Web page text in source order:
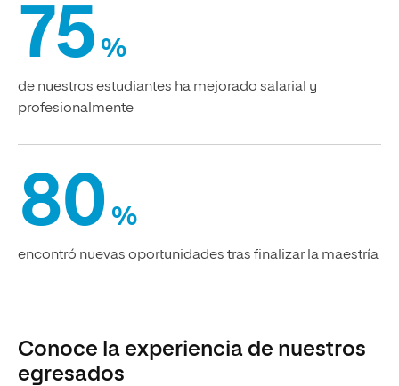
75 %
de nuestros estudiantes ha mejorado salarial y
profesionalmente
80 %
encontró nuevas oportunidades tras finalizar la maestría
Conoce la experiencia de nuestros
egresados